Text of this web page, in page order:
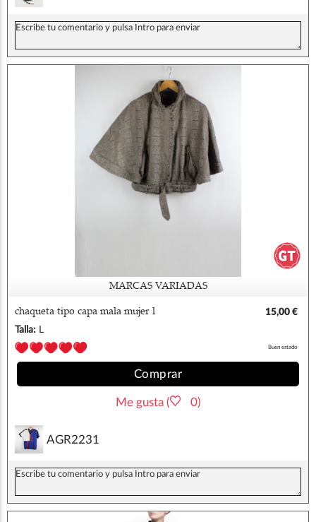
MARCAS VARIADAS
chaqueta tipo capa mala mujer l
15,00 €
Talla: L
Buen estado
Comprar
Me gusta ( 0)
AGR2231